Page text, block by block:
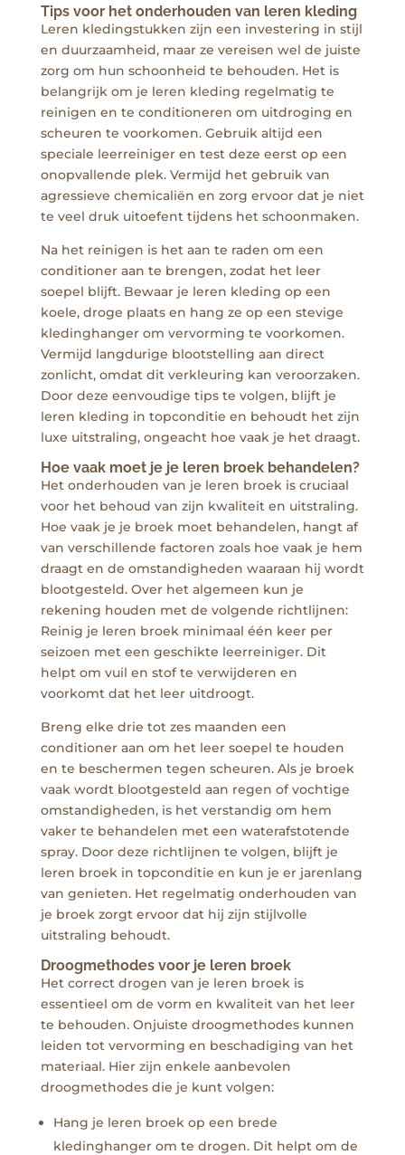
Tips voor het onderhouden van leren kleding
Leren kledingstukken zijn een investering in stijl
en duurzaamheid, maar ze vereisen wel de juiste
zorg om hun schoonheid te behouden. Het is
belangrijk om je leren kleding regelmatig te
reinigen en te conditioneren om uitdroging en
scheuren te voorkomen. Gebruik altijd een
speciale leerreiniger en test deze eerst op een
onopvallende plek. Vermijd het gebruik van
agressieve chemicaliën en zorg ervoor dat je niet
te veel druk uitoefent tijdens het schoonmaken.
Na het reinigen is het aan te raden om een
conditioner aan te brengen, zodat het leer
soepel blijft. Bewaar je leren kleding op een
koele, droge plaats en hang ze op een stevige
kledinghanger om vervorming te voorkomen.
Vermijd langdurige blootstelling aan direct
zonlicht, omdat dit verkleuring kan veroorzaken.
Door deze eenvoudige tips te volgen, blijft je
leren kleding in topconditie en behoudt het zijn
luxe uitstraling, ongeacht hoe vaak je het draagt.
Hoe vaak moet je je leren broek behandelen?
Het onderhouden van je leren broek is cruciaal
voor het behoud van zijn kwaliteit en uitstraling.
Hoe vaak je je broek moet behandelen, hangt af
van verschillende factoren zoals hoe vaak je hem
draagt en de omstandigheden waaraan hij wordt
blootgesteld. Over het algemeen kun je
rekening houden met de volgende richtlijnen:
Reinig je leren broek minimaal één keer per
seizoen met een geschikte leerreiniger. Dit
helpt om vuil en stof te verwijderen en
voorkomt dat het leer uitdroogt.
Breng elke drie tot zes maanden een
conditioner aan om het leer soepel te houden
en te beschermen tegen scheuren. Als je broek
vaak wordt blootgesteld aan regen of vochtige
omstandigheden, is het verstandig om hem
vaker te behandelen met een waterafstotende
spray. Door deze richtlijnen te volgen, blijft je
leren broek in topconditie en kun je er jarenlang
van genieten. Het regelmatig onderhouden van
je broek zorgt ervoor dat hij zijn stijlvolle
uitstraling behoudt.
Droogmethodes voor je leren broek
Het correct drogen van je leren broek is
essentieel om de vorm en kwaliteit van het leer
te behouden. Onjuiste droogmethodes kunnen
leiden tot vervorming en beschadiging van het
materiaal. Hier zijn enkele aanbevolen
droogmethodes die je kunt volgen:
Hang je leren broek op een brede
kledinghanger om te drogen. Dit helpt om de